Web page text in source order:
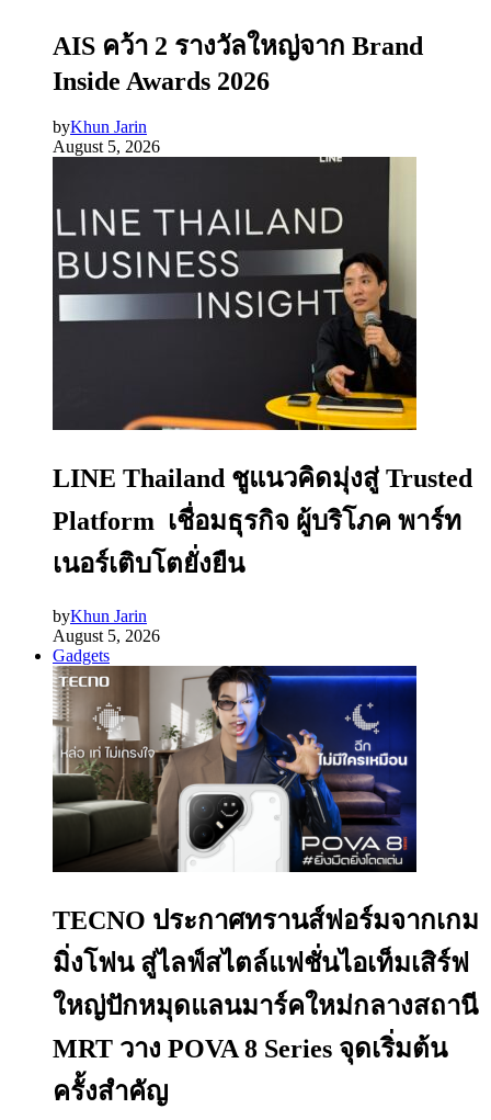
AIS คว้า 2 รางวัลใหญ่จาก Brand
Inside Awards 2026
byKhun Jarin
August 5, 2026
LINE Thailand ชูแนวคิดมุ่งสู่ Trusted
Platform เชื่อมธุรกิจ ผู้บริโภค พาร์ท
เนอร์เติบโตยั่งยืน
byKhun Jarin
August 5, 2026
Gadgets
TECNO ประกาศทรานส์ฟอร์มจากเกม
มิ่งโฟน สู่ไลฟ์สไตล์แฟชั่นไอเท็มเสิร์ฟ
ใหญ่ปักหมุดแลนมาร์คใหม่กลางสถานี
MRT วาง POVA 8 Series จุดเริ่มต้น
ครั้งสำคัญ